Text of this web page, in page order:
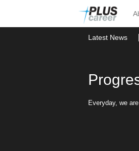
뉴
토
Latest News
Everyday, we